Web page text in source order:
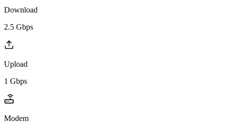
Download
2.5 Gbps
Upload
1 Gbps
Modem